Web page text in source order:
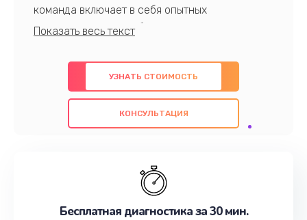
команда включает в себя опытных
профессионалов с обширными знаниями и
предлагаем быстрый и качественный ремонт с
использованием оригинальных компонентов, а
также гарантируем качество всех
проведенных работ. Наша цель - предоставить
наилучшим образом. Не медлите записаться на
УЗНАТЬ СТОИМОСТЬ
КОНСУЛЬТАЦИЯ
Бесплатная диагностика за 30 мин.